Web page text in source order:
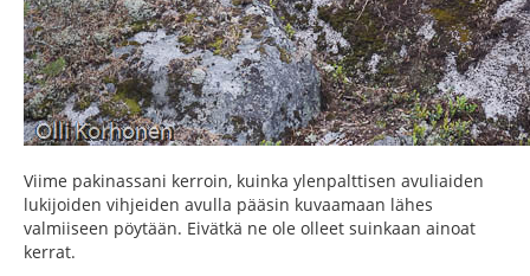
Viime pakinassani kerroin, kuinka ylenpalttisen avuliaiden
lukijoiden vihjeiden avulla pääsin kuvaamaan lähes
valmiiseen pöytään. Eivätkä ne ole olleet suinkaan ainoat
kerrat.